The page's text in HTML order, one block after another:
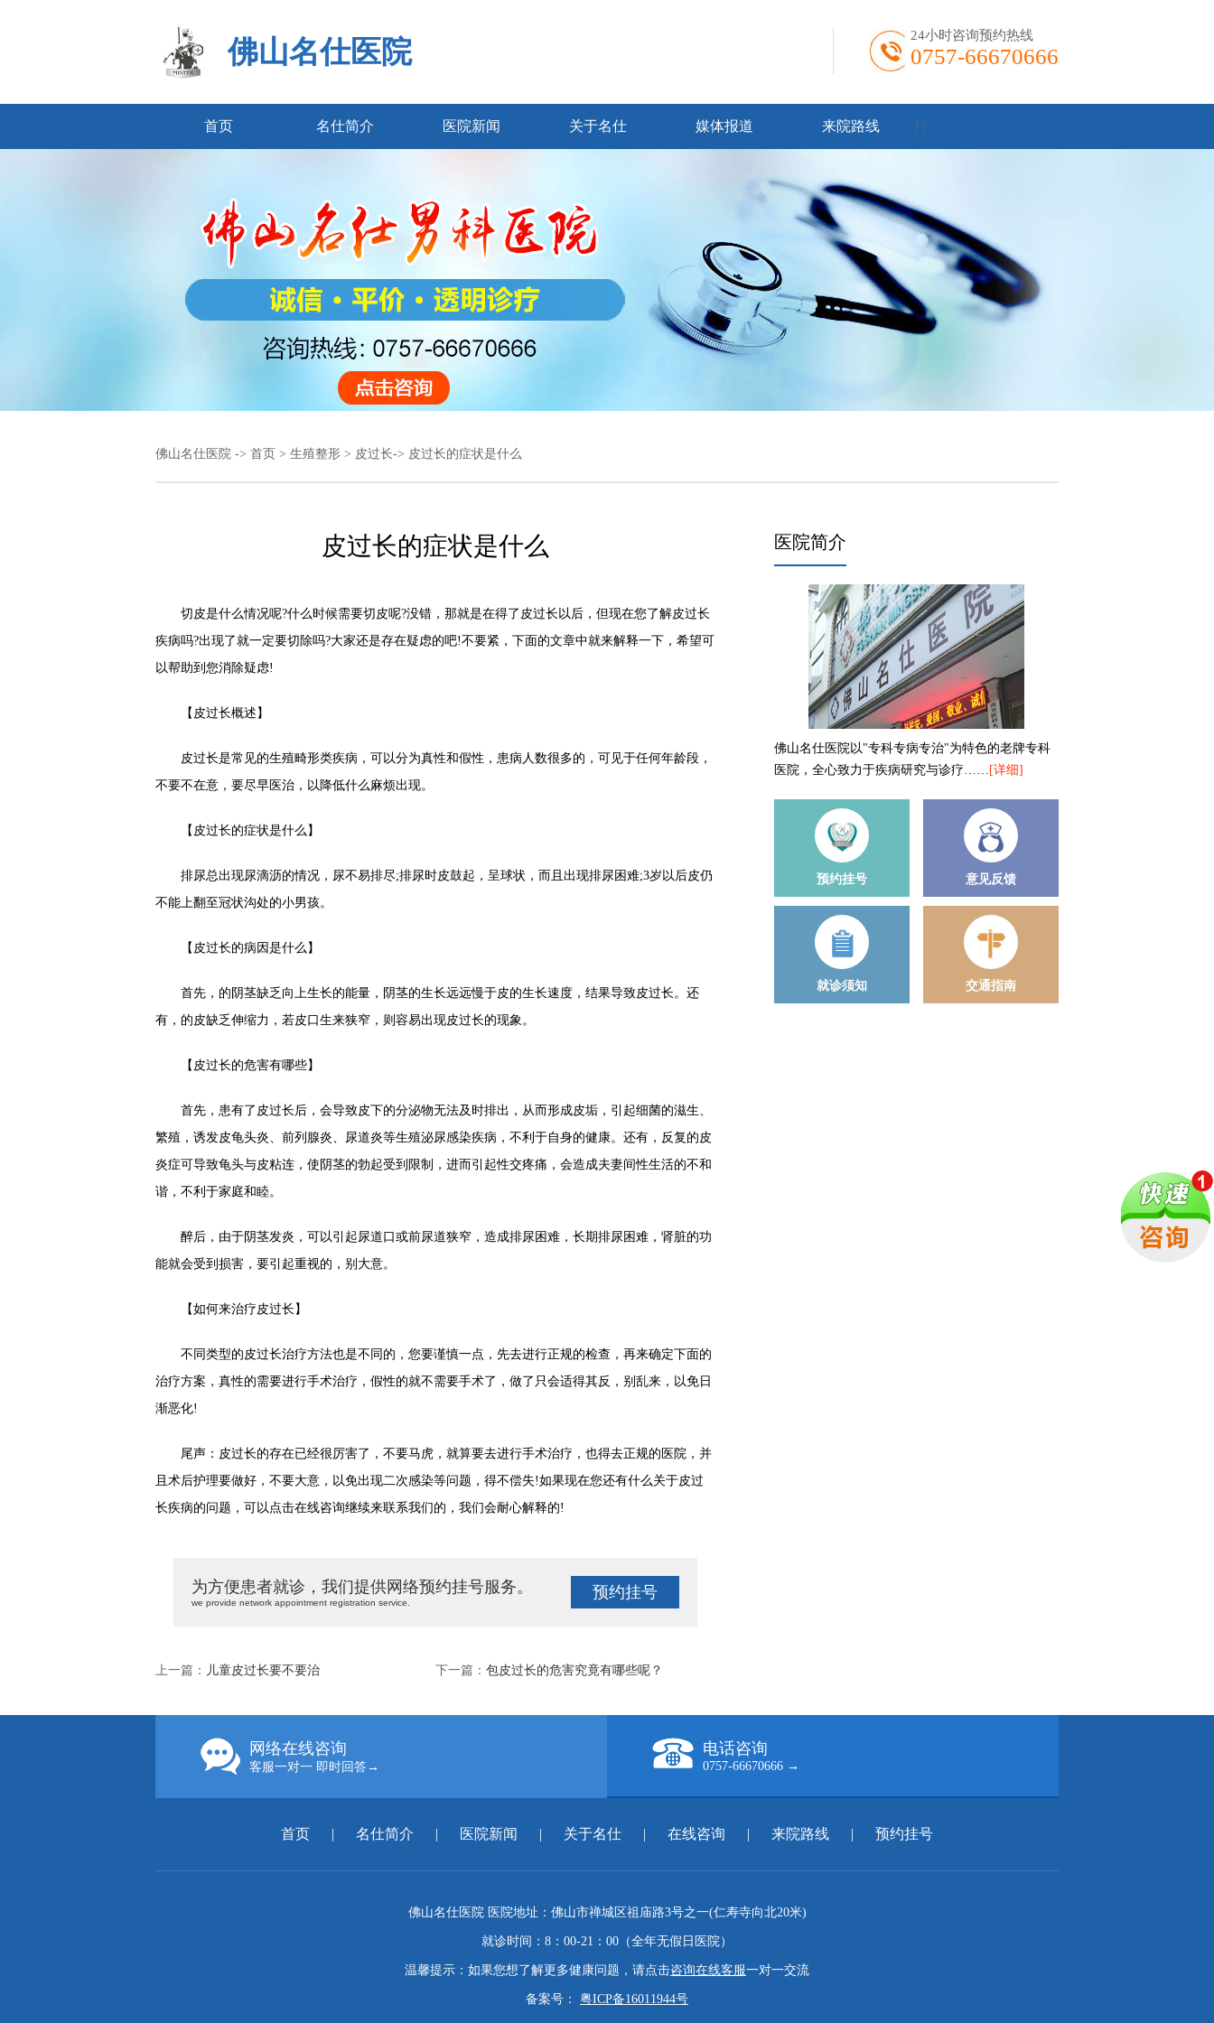
佛山名仕医院 24小时咨询预约热线
0757-66670666
首页 名仕简介 医院新闻 关于名仕 } }
媒体报道 来院路线
佛山名仕医院 -> 首页 > 生殖整形 > 皮过长-> 皮过长的症状是什么
皮过长的症状是什么
切皮是什么情况呢?什么时候需要切皮呢?没错，那就是在得了皮过长以后，但现在您了解皮过长
疾病吗?出现了就一定要切除吗?大家还是存在疑虑的吧!不要紧，下面的文章中就来解释一下，希望可
以帮助到您消除疑虑!
【皮过长概述】
皮过长是常见的生殖畸形类疾病，可以分为真性和假性，患病人数很多的，可见于任何年龄段，
不要不在意，要尽早医治，以降低什么麻烦出现。
【皮过长的症状是什么】
排尿总出现尿滴沥的情况，尿不易排尽;排尿时皮鼓起，呈球状，而且出现排尿困难;3岁以后皮仍
不能上翻至冠状沟处的小男孩。
【皮过长的病因是什么】
首先，的阴茎缺乏向上生长的能量，阴茎的生长远远慢于皮的生长速度，结果导致皮过长。还
有，的皮缺乏伸缩力，若皮口生来狭窄，则容易出现皮过长的现象。
【皮过长的危害有哪些】
首先，患有了皮过长后，会导致皮下的分泌物无法及时排出，从而形成皮垢，引起细菌的滋生、
繁殖，诱发皮龟头炎、前列腺炎、尿道炎等生殖泌尿感染疾病，不利于自身的健康。还有，反复的皮
炎症可导致龟头与皮粘连，使阴茎的勃起受到限制，进而引起性交疼痛，会造成夫妻间性生活的不和
谐，不利于家庭和睦。
醉后，由于阴茎发炎，可以引起尿道口或前尿道狭窄，造成排尿困难，长期排尿困难，肾脏的功
能就会受到损害，要引起重视的，别大意。
【如何来治疗皮过长】
不同类型的皮过长治疗方法也是不同的，您要谨慎一点，先去进行正规的检查，再来确定下面的
治疗方案，真性的需要进行手术治疗，假性的就不需要手术了，做了只会适得其反，别乱来，以免日
渐恶化!
尾声：皮过长的存在已经很厉害了，不要马虎，就算要去进行手术治疗，也得去正规的医院，并
且术后护理要做好，不要大意，以免出现二次感染等问题，得不偿失!如果现在您还有什么关于皮过
长疾病的问题，可以点击在线咨询继续来联系我们的，我们会耐心解释的!
为方便患者就诊，我们提供网络预约挂号服务。
we provide network appointment registration service.
预约挂号
上一篇： 儿童皮过长要不要治 下一篇： 包皮过长的危害究竟有哪些呢？
医院简介
佛山名仕医院以"专科专病专治"为特色的老牌专科
医院，全心致力于疾病研究与诊疗…… [详细]
预约挂号 意见反馈
就诊须知 交通指南
网络在线咨询
客服一对一 即时回答→
电话咨询
0757-66670666 →
首页 | 名仕简介 | 医院新闻 | 关于名仕 | 在线咨询 | 来院路线 | 预约挂号
佛山名仕医院 医院地址：佛山市禅城区祖庙路3号之一(仁寿寺向北20米)
就诊时间：8：00-21：00（全年无假日医院）
温馨提示：如果您想了解更多健康问题，请点击咨询在线客服一对一交流
备案号： 粤ICP备16011944号